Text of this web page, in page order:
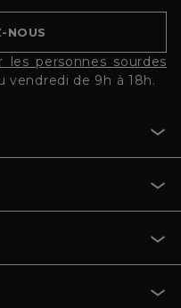
NOUS
les personnes sourdes
vendredi de 9h à 18h.